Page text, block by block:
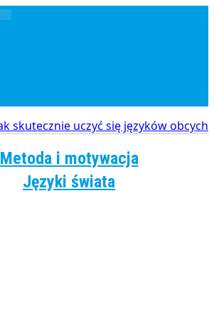
Metoda i motywacja
Języki świata